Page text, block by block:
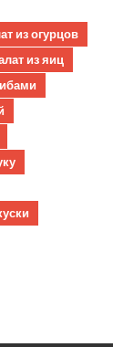
из огурцов
из яиц